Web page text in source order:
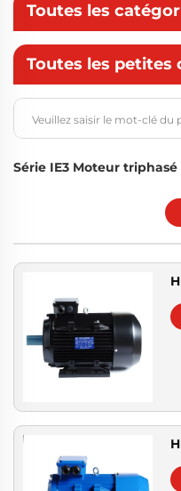
Toutes les
Toutes les petites
Série IE3 Moteur